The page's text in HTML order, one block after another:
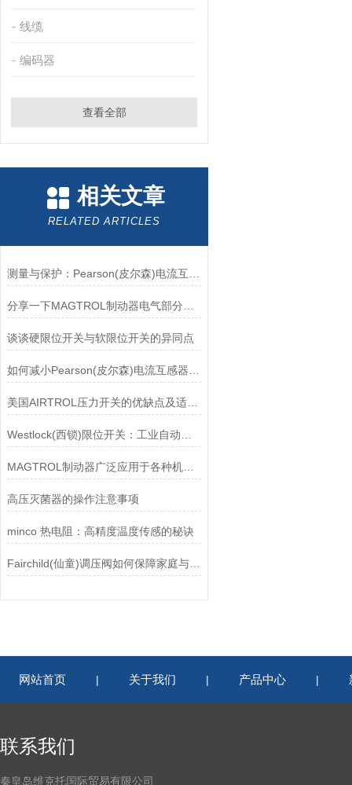
线缆
编码器
查看全部
相关文章
RELATED ARTICLES
谈谈硬限位开关与软限位开关的异同点
美国AIRTROL压力开关的优缺点及适用范围讲解
MAGTROL制动器广泛应用于各种机械设备和交通工具中
高压灭菌器的操作注意事项
minco 热电阻：高精度温度传感的秘诀
Fairchild(仙童)调压阀如何保障家庭与工业安全？
网站首页 | 关于我们 | 产品中心 |
联系我们
秦皇岛维克托国际贸易有限公司